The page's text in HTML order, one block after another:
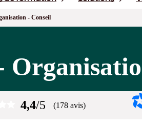
- Conseil
4,4/5 (178 avis)